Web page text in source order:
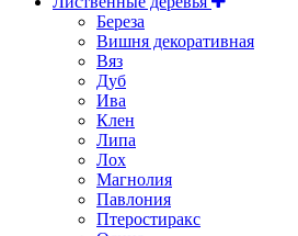
Береза
Вишня декоративная
Вяз
Дуб
Ива
Клен
Липа
Лох
Магнолия
Павлония
Птеростиракс